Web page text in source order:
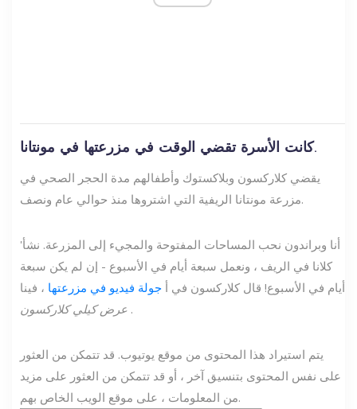
كانت الأسرة تقضي الوقت في مزرعتها في مونتانا.
يقضي كلاركسون وبلاكستوك وأطفالهم مدة الحجر الصحي في
مزرعة مونتانا الريفية التي اشتروها منذ حوالي عام ونصف.
'أنا وبراندون نحب المساحات المفتوحة والمجيء إلى المزرعة. نشأ
كلانا في الريف ، ونعمل سبعة أيام في الأسبوع - إن لم يكن سبعة
أيام في الأسبوع! قال كلاركسون في أ جولة فيديو في مزرعتها ، فينا
عرض كيلي كلاركسون .
يتم استيراد هذا المحتوى من موقع يوتيوب. قد تتمكن من العثور
على نفس المحتوى بتنسيق آخر ، أو قد تتمكن من العثور على مزيد
من المعلومات ، على موقع الويب الخاص بهم.